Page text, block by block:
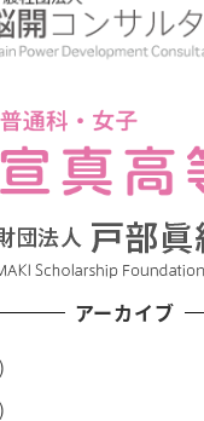
アーカイブ